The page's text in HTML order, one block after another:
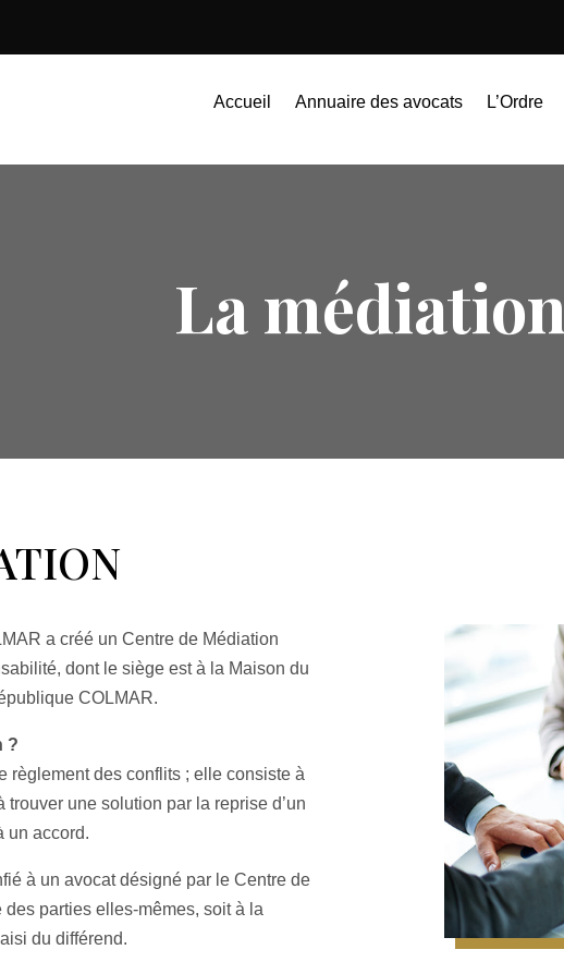
Accueil Annuaire des avocats L’Ordre
La médiation
a créé un Centre de Médiation
dont le siège est à la Maison du
COLMAR.
?
règlement des conflits ; elle consiste à
une solution par la reprise d’un
un accord.
à un avocat désigné par le Centre de
parties elles-mêmes, soit à la
du différend.